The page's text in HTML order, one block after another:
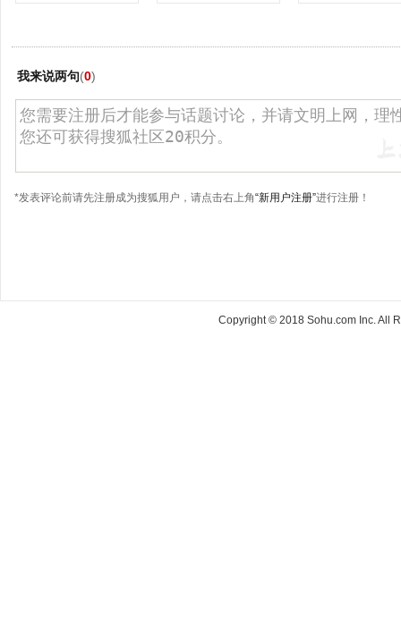
我来说两句(0)
*发表评论前请先注册成为搜狐用户，请点击右上角“新用户注册”进行注册！
Copyright © 2018 Sohu.com Inc. All